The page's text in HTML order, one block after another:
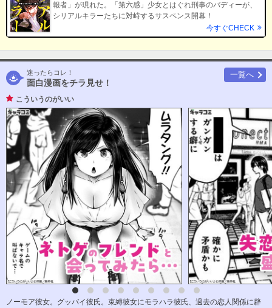
報者」が現れた。「第六感」少女とはぐれ刑事のバディーが、
シリアルキラーたちに対峙するサスペンス開幕！
今すぐCHECK
迷ったらコレ！
面白漫画をチラ見せ！
一覧へ
こういうのがいい
ノーモア彼女。グッバイ彼氏。束縛彼女にモラハラ彼氏、過去の恋人関係に辟